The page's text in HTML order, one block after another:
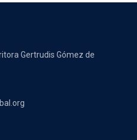
Gertrudis Gómez de